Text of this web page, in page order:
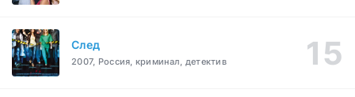
След
2007, Россия, криминал, детектив